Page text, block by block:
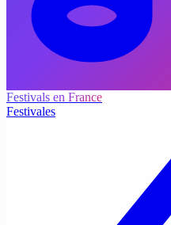
Festivals en France
Festivales